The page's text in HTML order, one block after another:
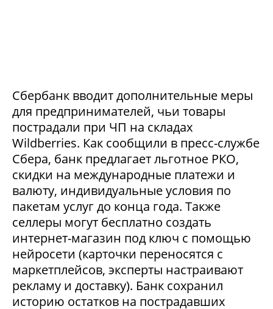
Сбербанк вводит дополнительные меры
для предпринимателей, чьи товары
пострадали при ЧП на складах
Wildberries. Как сообщили в пресс-службе
Сбера, банк предлагает льготное РКО,
скидки на международные платежи и
валюту, индивидуальные условия по
пакетам услуг до конца года. Также
селлеры могут бесплатно создать
интернет-магазин под ключ с помощью
нейросети (карточки переносятся с
маркетплейсов, эксперты настраивают
рекламу и доставку). Банк сохранил
историю остатков на пострадавших